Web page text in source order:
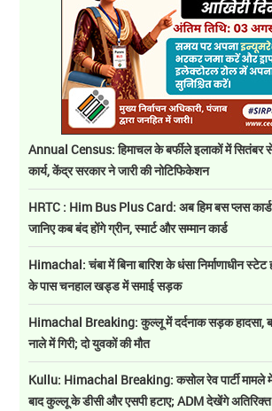
Annual Census: हिमाचल के बर्फीले इलाकों में सितंबर
कार्य, केंद्र सरकार ने जारी की नोटिफिकेशन
HRTC : Him Bus Plus Card: अब हिम बस प्लस कार्ड
जानिए कब बंद होंगे ग्रीन, स्मार्ट और सम्मान कार्ड
Himachal: चंबा में बिना बारिश के धंसा निर्माणाधीन स्टेट
के पास चनहाल खड्ड में समाई सड़क
Himachal Breaking: कुल्लू में दर्दनाक सड़क हादसा,
नाले में गिरी; दो युवकों की मौत
Kullu: Himachal Breaking: कसोल रेव पार्टी मामले
बाद कुल्लू के डीसी और एसपी हटाए; ADM देखेंगे